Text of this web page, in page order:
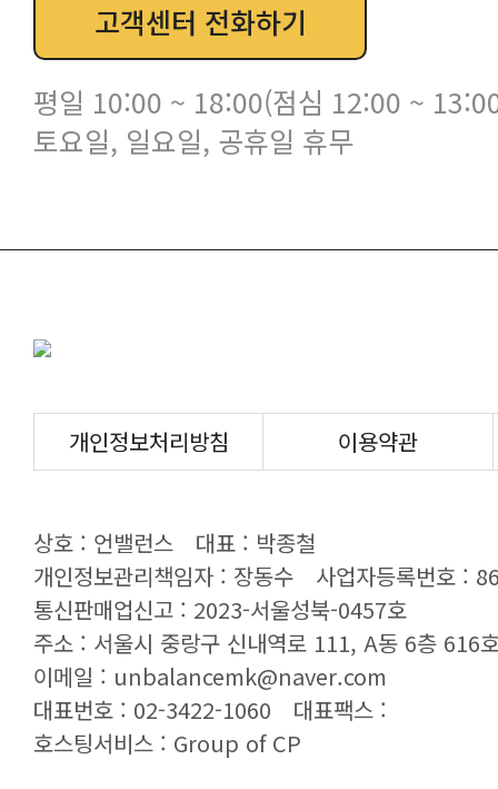
고객센터 전화하기
평일 10:00 ~ 18:00(점심 12:00 ~
토요일, 일요일, 공휴일 휴무
개인정보처리방침 이용약관
상호 : 언밸런스
대표 : 박종철
개인정보관리책임자 : 장동수
사업자등록번호 :
통신판매업신고 : 2023-서울성북-0457호
주소 : 서울시 중랑구 신내역로 111, A동 6층 616
이메일 : unbalancemk@naver.com
대표번호 : 02-3422-1060
대표팩스 :
호스팅서비스 : Group of CP